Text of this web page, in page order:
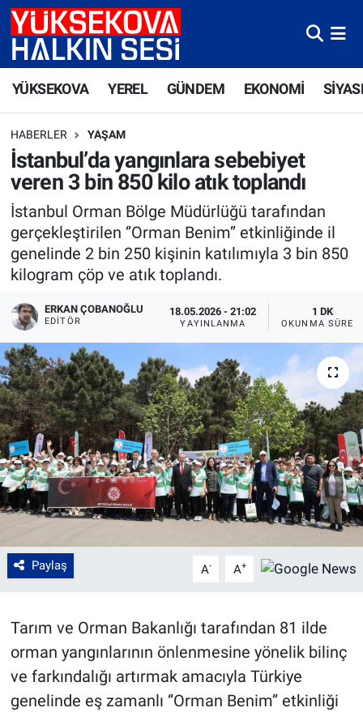
YÜKSEKOVA YEREL GÜNDEM EKONOMİ
HABERLER YAŞAM
İstanbul’da yangınlara sebebiyet
veren 3 bin 850 kilo atık toplandı
İstanbul Orman Bölge Müdürlüğü tarafından
gerçekleştirilen ‘’Orman Benim’’ etkinliğinde il
genelinde 2 bin 250 kişinin katılımıyla 3 bin 850
kilogram çöp ve atık toplandı.
ERKAN ÇOBANOĞLU
EDITÖR
18.05.2026 - 21:02
YAYINLANMA
1 DK
OKUNMA SÜRESI
Paylaş A- A+
Tarım ve Orman Bakanlığı tarafından 81 ilde
orman yangınlarının önlenmesine yönelik bilinç
ve farkındalığı artırmak amacıyla Türkiye
genelinde eş zamanlı ‘’Orman Benim’’ etkinliği
Yüksekova Nöbetçi Eczaneler
Yüksekova Trafik Yoğunluk Haritası
Süper Lig Puan Durumu ve Fikstür
Tüm Manşetler
Son Dakika Haberleri
Haber Arşivi